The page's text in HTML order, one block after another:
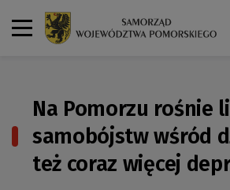
Na Pomorzu rośnie
samobójstw wśród
też coraz więcej